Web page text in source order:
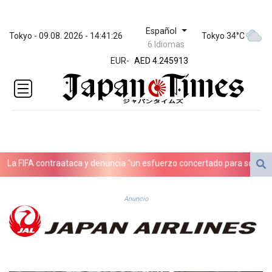
Tokyo - 09.08. 2026 - 14:41:26 Español
6 Idiomas
Tokyo 34°C
EUR-
ZWL 372.275202
AED 4.245913
AED 4.245913
AFN 76.887634
ALL 93.218842
AMD
ARS
1724.882567
AWG 2.082489
BAM 1.955776
BBD 2.321671
contraataca y denuncia "un esfuerzo concertado para socavar a
Anuncio